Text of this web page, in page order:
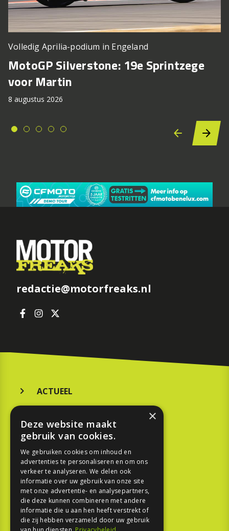
Volledig Aprilia-podium in Engeland
MotoGP Silverstone: 19e Sprintzege
voor Martin
8 augustus 2026
redactie@motorfreaks.nl
ACTUEEL
KOOPGIDS
TESTEN
SPORT
REPORTAGE
TOUREN
×
Deze website maakt
gebruik van cookies.
We gebruiken cookies om inhoud en
advertenties te personaliseren en om ons
verkeer te analyseren. We delen ook
informatie over uw gebruik van onze site
met onze advertentie- en analysepartners,
die deze kunnen combineren met andere
informatie die u aan hen heeft verstrekt of
die zij hebben verzameld door uw gebruik